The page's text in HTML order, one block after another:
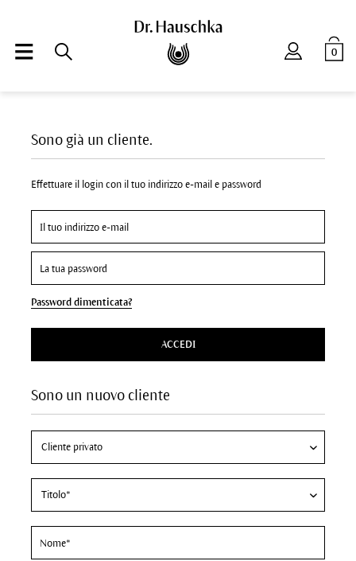
0
Sono un nuovo cliente
Sono già un cliente.
Effettuare il login con il tuo indirizzo e-mail e password
Password dimenticata?
ACCEDI